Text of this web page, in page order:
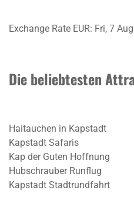
Exchange Rate EUR: Fri, 7
Die beliebtesten
Haitauchen in Kapstadt
Kapstadt Safaris
Kap der Guten Hoffnung
Hubschrauber Runflug
Kapstadt Stadtrundfahrt